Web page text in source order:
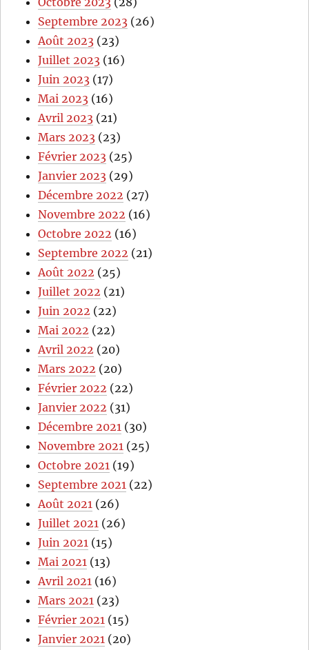
Septembre 2023 (26)
Août 2023 (23)
Juillet 2023 (16)
Juin 2023 (17)
Mai 2023 (16)
Avril 2023 (21)
Mars 2023 (23)
Février 2023 (25)
Janvier 2023 (29)
Décembre 2022 (27)
Novembre 2022 (16)
Octobre 2022 (16)
Septembre 2022 (21)
Août 2022 (25)
Juillet 2022 (21)
Juin 2022 (22)
Mai 2022 (22)
Avril 2022 (20)
Mars 2022 (20)
Février 2022 (22)
Janvier 2022 (31)
Décembre 2021 (30)
Novembre 2021 (25)
Octobre 2021 (19)
Septembre 2021 (22)
Août 2021 (26)
Juillet 2021 (26)
Juin 2021 (15)
Mai 2021 (13)
Avril 2021 (16)
Mars 2021 (23)
Février 2021 (15)
Janvier 2021 (20)